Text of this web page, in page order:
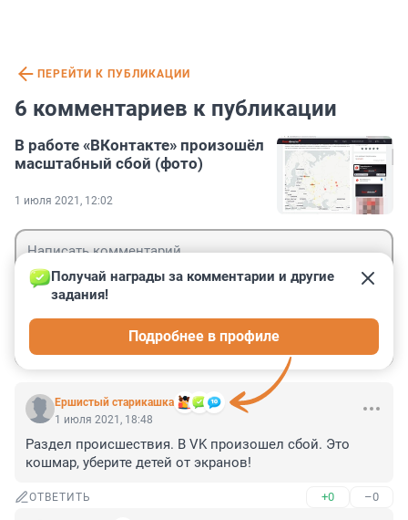
ПЕРЕЙТИ К ПУБЛИКАЦИИ
6 комментариев к публикации
В работе «ВКонтакте» произошёл
масштабный сбой (фото)
1 июля 2021, 12:02
Ершистый старикашка
Получай награды за комментарии и другие
задания!
Подробнее в профиле
1 июля 2021, 18:48
Раздел происшествия. В VK произошел сбой. Это
кошмар, уберите детей от экранов!
ОТВЕТИТЬ +0 –0